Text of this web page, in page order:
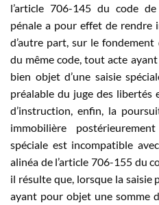
l’article 706-145 du code
pénale a pour effet de rendre
d’autre part, sur le fondement
du même code, tout acte
bien objet d’une saisie
préalable du juge des
d’instruction, enfin, la
immobilière
spéciale est incompatible
alinéa de l’article 706-155 du
il résulte que, lorsque la saisie
ayant pour objet une somme